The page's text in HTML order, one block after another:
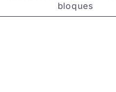
bloques